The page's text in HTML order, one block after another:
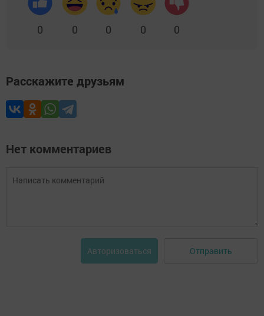
0 0 0 0 0
Расскажите друзьям
Нет комментариев
Авторизоваться Отправить